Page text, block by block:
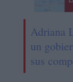
Adriana
un
sus